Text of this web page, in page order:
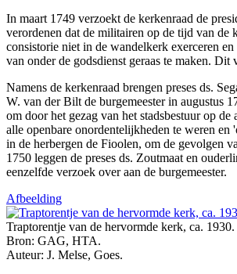
In maart 1749 verzoekt de kerkenraad de
verordenen dat de militairen op de tijd van de
consistorie niet in de wandelkerk exerceren
van onder de godsdienst geraas te maken. Dit
Namens de kerkenraad brengen preses ds.
W. van der Bilt de burgemeester in augustus
om door het gezag van het stadsbestuur op de
alle openbare onordentelijkheden te weren en
in de herbergen de Fioolen, om de gevolgen
1750 leggen de preses ds. Zoutmaat en
eenzelfde verzoek over aan de burgemeester.
Afbeelding
Traptorentje van de hervormde kerk, ca. 1930.
Bron: GAG, HTA.
Auteur: J. Melse, Goes.